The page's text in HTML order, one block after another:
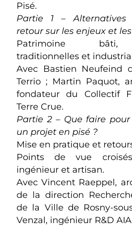
Pisé.
Partie 1 – Alternatives
retour sur les enjeux et
Patrimoine bâti,
traditionnelles et
Avec Bastien Neufeind
Terrio ; Martin Paquot,
fondateur du Collectif
Terre Crue.
Partie 2 – Que faire
un projet en pisé ?
Mise en pratique et
Points de vue
ingénieur et artisan.
Avec Vincent Raeppel,
de la direction
de la Ville de Rosny-
Venzal, ingénieur R&D